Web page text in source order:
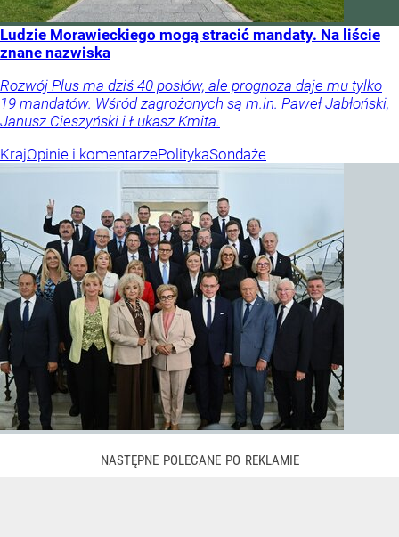
Ludzie Morawieckiego mogą stracić mandaty. Na liście
znane nazwiska
Rozwój Plus ma dziś 40 posłów, ale prognoza daje mu tylko
19 mandatów. Wśród zagrożonych są m.in. Paweł Jabłoński,
Janusz Cieszyński i Łukasz Kmita.
KrajOpinie i komentarzePolitykaSondaże